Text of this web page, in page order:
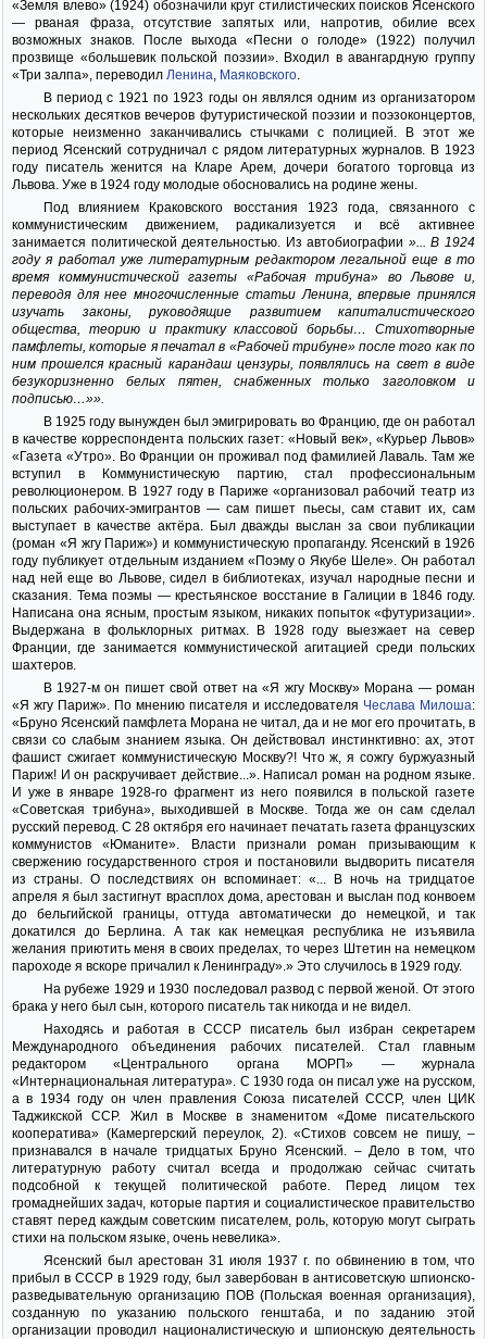
«Земля влево» (1924) обозначили круг стилистических поисков Ясенского
— рваная фраза, отсутствие запятых или, напротив, обилие всех
возможных знаков. После выхода «Песни о голоде» (1922) получил
прозвище «большевик польской поэзии». Входил в авангардную группу
«Три залпа», переводил Ленина, Маяковского.
В период с 1921 по 1923 годы он являлся одним из организатором
нескольких десятков вечеров футуристической поэзии и поэзоконцертов,
которые неизменно заканчивались стычками с полицией. В этот же
период Ясенский сотрудничал с рядом литературных журналов. В 1923
году писатель женится на Кларе Арем, дочери богатого торговца из
Львова. Уже в 1924 году молодые обосновались на родине жены.
Под влиянием Краковского восстания 1923 года, связанного с
коммунистическим движением, радикализуется и всё активнее
занимается политической деятельностью. Из автобиографии »... В 1924
году я работал уже литературным редактором легальной еще в то
время коммунистической газеты «Рабочая трибуна» во Львове и,
переводя для нее многочисленные статьи Ленина, впервые принялся
изучать законы, руководящие развитием капиталистического
общества, теорию и практику классовой борьбы… Стихотворные
памфлеты, которые я печатал в «Рабочей трибуне» после того как по
ним прошелся красный карандаш цензуры, появлялись на свет в виде
безукоризненно белых пятен, снабженных только заголовком и
подписью…»».
В 1925 году вынужден был эмигрировать во Францию, где он работал
в качестве корреспондента польских газет: «Новый век», «Курьер Львов»
«Газета «Утро». Во Франции он проживал под фамилией Лаваль. Там же
вступил в Коммунистическую партию, стал профессиональным
революционером. В 1927 году в Париже «организовал рабочий театр из
польских рабочих-эмигрантов — сам пишет пьесы, сам ставит их, сам
выступает в качестве актёра. Был дважды выслан за свои публикации
(роман «Я жгу Париж») и коммунистическую пропаганду. Ясенский в 1926
году публикует отдельным изданием «Поэму о Якубе Шеле». Он работал
над ней еще во Львове, сидел в библиотеках, изучал народные песни и
сказания. Тема поэмы — крестьянское восстание в Галиции в 1846 году.
Написана она ясным, простым языком, никаких попыток «футуризации».
Выдержана в фольклорных ритмах. В 1928 году выезжает на север
Франции, где занимается коммунистической агитацией среди польских
шахтеров.
В 1927-м он пишет свой ответ на «Я жгу Москву» Морана — роман
«Я жгу Париж». По мнению писателя и исследователя Чеслава Милоша:
«Бруно Ясенский памфлета Морана не читал, да и не мог его прочитать, в
связи со слабым знанием языка. Он действовал инстинктивно: ах, этот
фашист сжигает коммунистическую Москву?! Что ж, я сожгу буржуазный
Париж! И он раскручивает действие...». Написал роман на родном языке.
И уже в январе 1928-го фрагмент из него появился в польской газете
«Советская трибуна», выходившей в Москве. Тогда же он сам сделал
русский перевод. С 28 октября его начинает печатать газета французских
коммунистов «Юманите». Власти признали роман призывающим к
свержению государственного строя и постановили выдворить писателя
из страны. О последствиях он вспоминает: «... В ночь на тридцатое
апреля я был застигнут врасплох дома, арестован и выслан под конвоем
до бельгийской границы, оттуда автоматически до немецкой, и так
докатился до Берлина. А так как немецкая республика не изъявила
желания приютить меня в своих пределах, то через Штетин на немецком
пароходе я вскоре причалил к Ленинграду».» Это случилось в 1929 году.
На рубеже 1929 и 1930 последовал развод с первой женой. От этого
брака у него был сын, которого писатель так никогда и не видел.
Находясь и работая в СССР писатель был избран секретарем
Международного объединения рабочих писателей. Стал главным
редактором «Центрального органа МОРП» — журнала
«Интернациональная литература». С 1930 года он писал уже на русском,
а в 1934 году он член правления Союза писателей СССР, член ЦИК
Таджикской ССР. Жил в Москве в знаменитом «Доме писательского
кооператива» (Камергерский переулок, 2). «Стихов совсем не пишу, –
признавался в начале тридцатых Бруно Ясенский. – Дело в том, что
литературную работу считал всегда и продолжаю сейчас считать
подсобной к текущей политической работе. Перед лицом тех
громаднейших задач, которые партия и социалистическое правительство
ставят перед каждым советским писателем, роль, которую могут сыграть
стихи на польском языке, очень невелика».
Ясенский был арестован 31 июля 1937 г. по обвинению в том, что
прибыл в СССР в 1929 году, был завербован в антисоветскую шпионско-
разведывательную организацию ПОВ (Польская военная организация),
созданную по указанию польского генштаба, и по заданию этой
организации проводил националистическую и шпионскую деятельность